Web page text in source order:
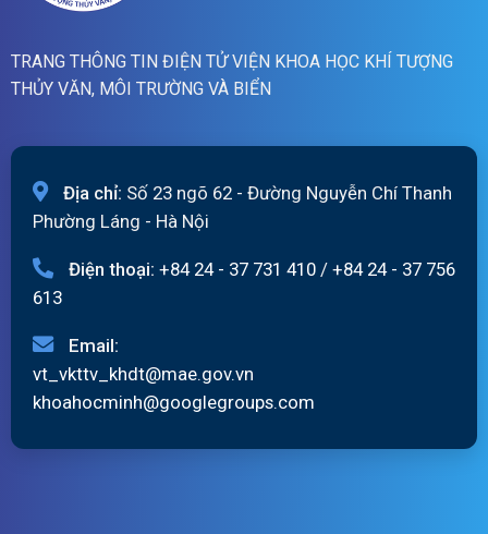
TRANG THÔNG TIN ĐIỆN TỬ VIỆN KHOA HỌC KHÍ TƯỢNG
THỦY VĂN, MÔI TRƯỜNG VÀ BIỂN
Địa chỉ: Số 23 ngõ 62 - Đường Nguyễn Chí Thanh
Phường Láng - Hà Nội
Điện thoại: +84 24 - 37 731 410 / +84 24 - 37 756
613
Email:
vt_vkttv_khdt@mae.gov.vn
khoahocminh@googlegroups.com